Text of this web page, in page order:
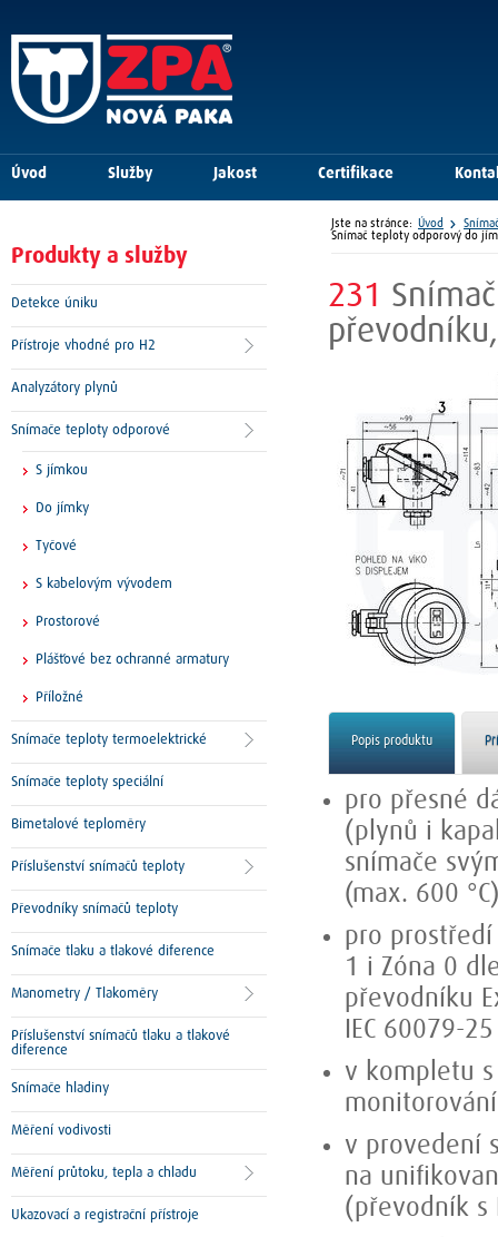
231
Popis produktu
pro přesné
(plynů i
snímače
(max. 600
pro prostředí
1 i Zóna 0
převodníku
IEC 60079-
v kompletu
v provedení
na
(převodník s
Produkty a služby
Detekce úniku
Přístroje vhodné pro H2
Analyzátory plynů
Snímače teploty odporové
S jímkou
Do jímky
Tyčové
S kabelovým vývodem
Prostorové
Plášťové bez ochranné armatury
Příložné
Snímače teploty termoelektrické
Snímače teploty speciální
Bimetalové teploměry
Příslušenství snímačů teploty
Převodníky snímačů teploty
Snímače tlaku a tlakové diference
Manometry / Tlakoměry
Příslušenství snímačů tlaku a tlakové
diference
Snímače hladiny
Měření vodivosti
Měření průtoku, tepla a chladu
Ukazovací a registrační přístroje
Úvod Služby Jakost Certifikace
Jste na stránce: Úvod
Snímač teploty odporový do